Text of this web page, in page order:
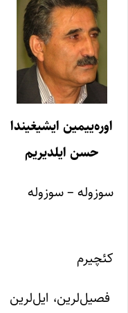
اوره‌ییمین ایشیغیندا
حسن ایلدیریم
سوزوله – سوزوله
کئچیرم
فصیل‌لرین، ایل‌لرین